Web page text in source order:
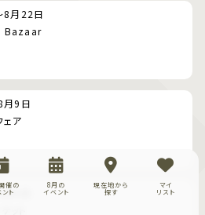
8月22日
Bazaar
月9日
ア
9日
催の
ト
8月の
イベント
現在地から
探す
マイ
リスト